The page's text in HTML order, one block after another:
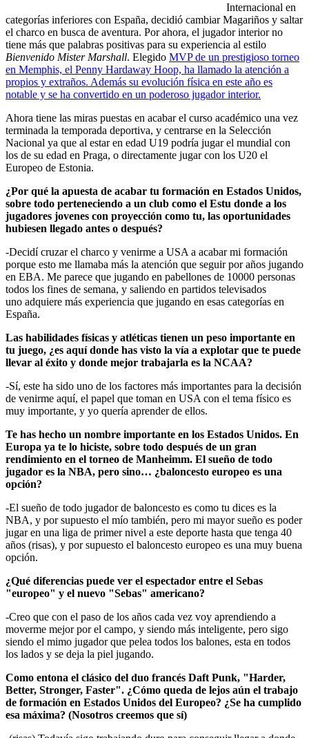
Internacional en
categorías inferiores con España, decidió cambiar Magariños y saltar
el charco en busca de aventura. Por ahora, el jugador interior no
tiene más que palabras positivas para su experiencia al estilo
Bienvenido Mister Marshall. Elegido MVP de un prestigioso torneo
en Memphis, el Penny Hardaway Hoop, ha llamado la atención a
propios y extraños. Además su evolución física en este año es
notable y se ha convertido en un poderoso jugador interior.
Ahora tiene las miras puestas en acabar el curso académico una vez
terminada la temporada deportiva, y centrarse en la Selección
Nacional ya que al estar en edad U19 podría jugar el mundial con
los de su edad en Praga, o directamente jugar con los U20 el
Europeo de Estonia.
¿Por qué la apuesta de acabar tu formación en Estados Unidos,
sobre todo perteneciendo a un club como el Estu donde a los
jugadores jovenes con proyección como tu, las oportunidades
hubiesen llegado antes o después?
-Decidí cruzar el charco y venirme a USA a acabar mi formación
porque esto me llamaba más la atención que seguir por años jugando
en EBA. Me parece que jugando en pabellones de 10000 personas
todos los fines de semana, y saliendo en partidos televisados
uno adquiere más experiencia que jugando en esas categorías en
España.
Las habilidades físicas y atléticas tienen un peso importante en
tu juego, ¿es aquí donde has visto la vía a explotar que te puede
llevar al éxito y donde mejor trabajarla es la NCAA?
-Sí, este ha sido uno de los factores más importantes para la decisión
de venirme aquí, el papel que toman en USA con el tema físico es
muy importante, y yo quería aprender de ellos.
Te has hecho un nombre importante en los Estados Unidos. En
Europa ya te lo hiciste, sobre todo después de un gran
rendimiento en el torneo de Manheimm. El sueño de todo
jugador es la NBA, pero sino… ¿baloncesto europeo es una
opción?
-El sueño de todo jugador de baloncesto es como tu dices es la
NBA, y por supuesto el mío también, pero mi mayor sueño es poder
jugar en una liga de primer nivel a este deporte hasta que tenga 40
años (risas), y por supuesto el baloncesto europeo es una muy buena
opción.
¿Qué diferencias puede ver el espectador entre el Sebas
"europeo" y el nuevo "Sebas" americano?
-Creo que con el paso de los años cada vez voy aprendiendo a
moverme mejor por el campo, y siendo más inteligente, pero sigo
siendo el mimo jugador que pelea todos los balones, esta en todos
los lados y se deja la piel jugando.
Como entona el clásico del duo francés Daft Punk, "Harder,
Better, Stronger, Faster". ¿Cómo queda de lejos aún el trabajo
de formación en Estados Unidos del Europeo? ¿Se ha cumplido
esa máxima? (Nosotros creemos que sí)